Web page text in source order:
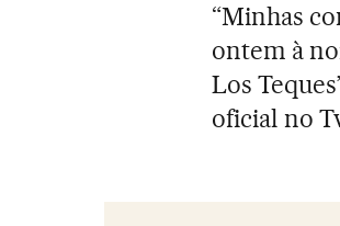
“Minhas
ontem à
Los
oficial no